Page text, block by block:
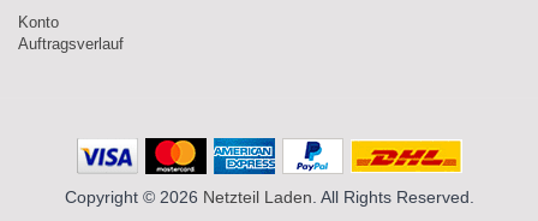
Konto
Auftragsverlauf
Copyright © 2026 Netzteil Laden . All Rights Reserved.